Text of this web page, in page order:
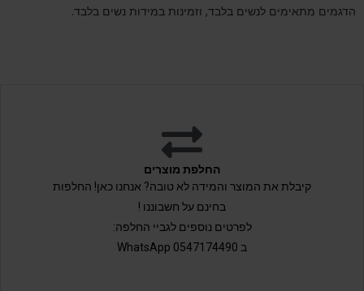
הדגמים מתאימים לנשים בלבד, וזמינות במידות נשים בלבד.
החלפת מוצרים
קיבלת את המוצר והמידה לא טובה? אנחנו כאן! החלפות
בחינם על חשבוננו !
לפרטים נוספים לגביי החלפה:
ב 0547174490 WhatsApp